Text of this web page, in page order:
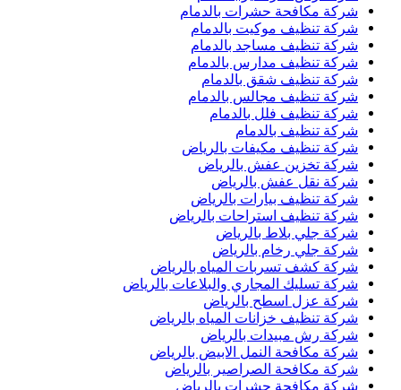
شركة مكافحة حشرات بالدمام
شركة تنظيف موكيت بالدمام
شركة تنظيف مساجد بالدمام
شركة تنظيف مدارس بالدمام
شركة تنظيف شقق بالدمام
شركة تنظيف مجالس بالدمام
شركة تنظيف فلل بالدمام
شركة تنظيف بالدمام
شركة تنظيف مكيفات بالرياض
شركة تخزين عفش بالرياض
شركة نقل عفش بالرياض
شركة تنظيف بيارات بالرياض
شركة تنظيف استراحات بالرياض
شركة جلي بلاط بالرياض
شركة جلي رخام بالرياض
شركة كشف تسربات المياه بالرياض
شركة تسليك المجاري والبلاعات بالرياض
شركة عزل اسطح بالرياض
شركة تنظيف خزانات المياه بالرياض
شركة رش مبيدات بالرياض
شركة مكافحة النمل الابيض بالرياض
شركة مكافحة الصراصير بالرياض
شركة مكافحة حشرات بالرياض